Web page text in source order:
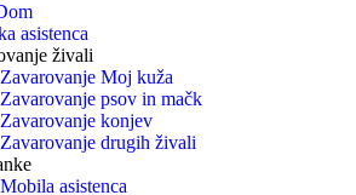
asistenca
živali
Zavarovanje Moj kuža
Zavarovanje psov in mačk
Zavarovanje konjev
Zavarovanje drugih živali
Mobila asistenca